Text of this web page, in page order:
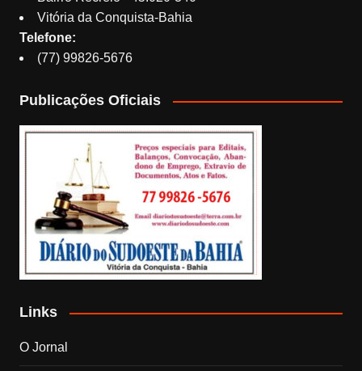
Vitória da Conquista-Bahia
Telefone:
(77) 99826-5676
Publicações Oficiais
Links
O Jornal